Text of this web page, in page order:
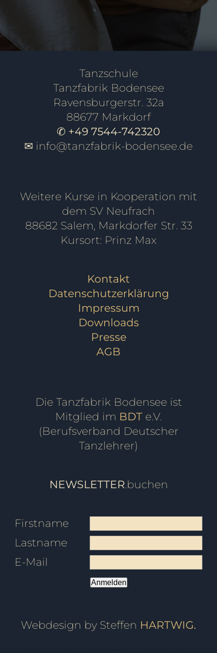
Tanzschule
Tanzfabrik Bodensee
Ravensburgerstr. 32a
88677 Markdorf
✆ +49 7544-742320
✉ info@tanzfabrik-bodensee.de
Weitere Kurse in Kooperation mit
dem SV Neufrach
88682 Salem, Markdorfer Str. 33
Kursort: Prinz Max
Kontakt
Datenschutzerklärung
Impressum
Downloads
Presse
AGB
Die Tanzfabrik Bodensee ist
Mitglied im BDT e.V.
(Berufsverband Deutscher
Tanzlehrer)
NEWSLETTER.buchen
Firstname
Lastname
E-Mail
Anmelden
Webdesign by Steffen HARTWIG.